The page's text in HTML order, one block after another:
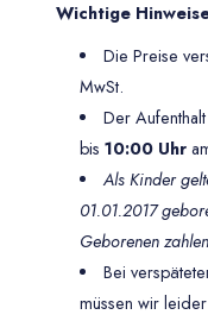
Wichtige
Die Preise
MwSt.
Der
bis 10:00 Uhr
Als Kinder
01.01.2017
Geborenen
Bei
müssen wir